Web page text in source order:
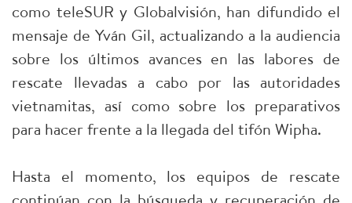
como teleSUR y Globalvisión, han difundido el
mensaje de Yván Gil, actualizando a la audiencia
sobre los últimos avances en las labores de
rescate llevadas a cabo por las autoridades
vietnamitas, así como sobre los preparativos
para hacer frente a la llegada del tifón Wipha.
Hasta el momento, los equipos de rescate